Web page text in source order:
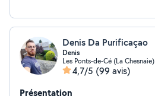
Denis Da Purificaçao
Denis
Les Ponts-de-Cé (La Chesnaie)
4,7/5 (99 avis)
Présentation